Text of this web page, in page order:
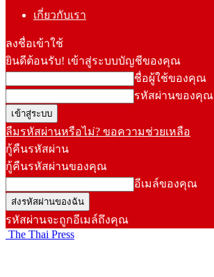
เกี่ยวกับเรา
ลงชื่อเข้าใช้
ยินดีต้อนรับ! เข้าสู่ระบบบัญชีของคุณ
ชื่อผู้ใช้ของคุณ
รหัสผ่านของคุณ
ลืมรหัสผ่านหรือไม่? ขอความช่วยเหลือ
กู้คืนรหัสผ่าน
กู้คืนรหัสผ่านของคุณ
อีเมล์ของคุณ
รหัสผ่านจะถูกอีเมล์ถึงคุณ
The Thai Press